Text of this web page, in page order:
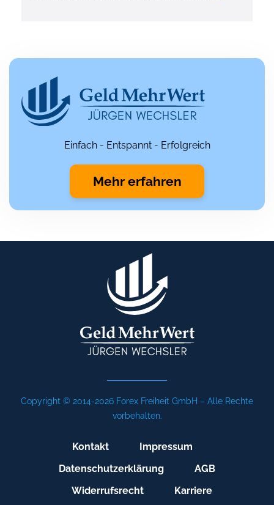
Einfach - Entspannt - Erfolgreich
Mehr erfahren
Copyright © 2014-2026 Forex Freiheit GmbH – Alle Rechte
vorbehalten.
Kontakt
Impressum
Datenschutzerklärung
AGB
Widerrufsrecht
Karriere